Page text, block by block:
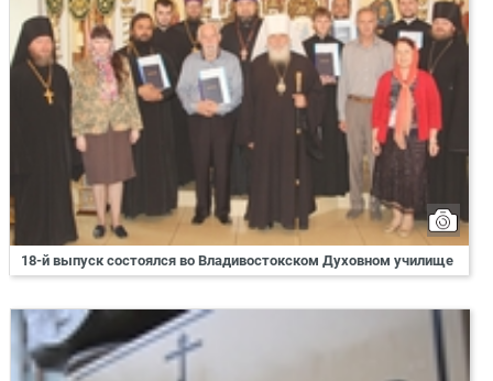
18-й выпуск состоялся во Владивостокском Духовном училище